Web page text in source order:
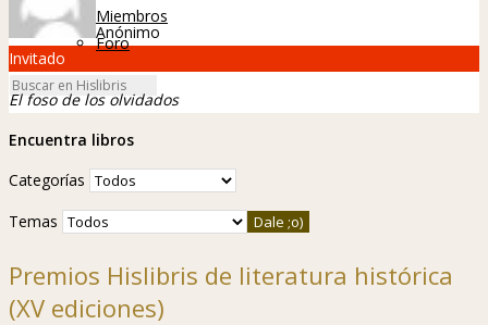
Miembros
Foro
Anónimo
Invitado
El foso de los olvidados
Encuentra libros
Categorías
Temas
Premios Hislibris de literatura histórica
(XV ediciones)